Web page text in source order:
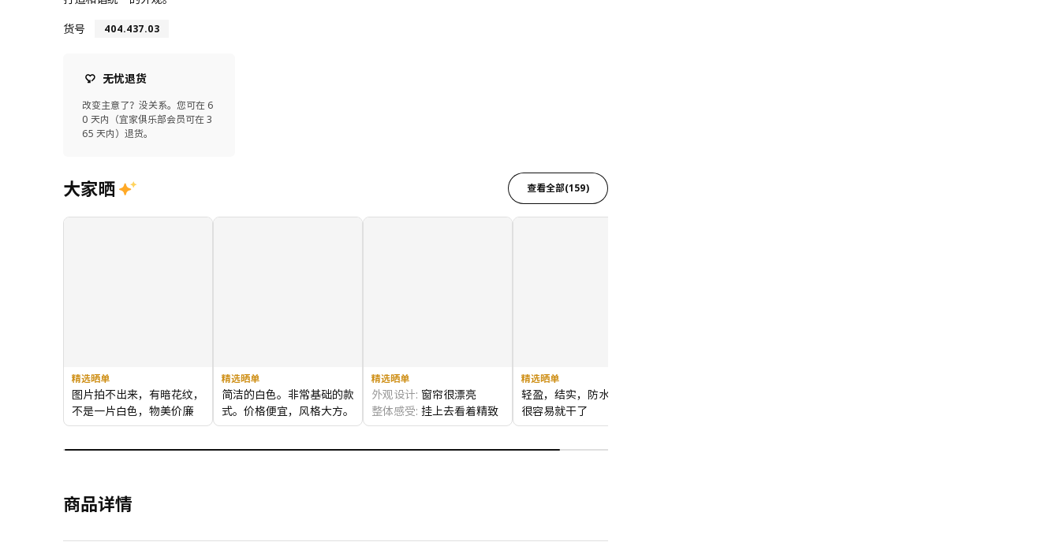
货号
404.437.03
无忧退货
改变主意了？没关系。您可在 6
0 天内（宜家俱乐部会员可在 3
65 天内）退货。
大家晒 查看全部(159)
精选晒单
图片拍不出来，有暗花纹，
不是一片白色，物美价廉
精选晒单
简洁的白色。非常基础的款
式。价格便宜，风格大方。
外观设计:满意。
精选晒单
外观设计: 窗帘很漂亮
整体感受: 挂上去看着精致
上档次
精选晒单
轻盈，结实，防水性很强，
很容易就干了
外观设计:很好
商品详情